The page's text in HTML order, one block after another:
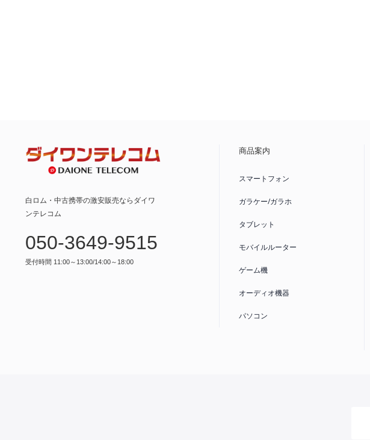
白ロム・中古携帯の激安販売ならダイワ
ンテレコム
050-3649-9515
受付時間 11:00～13:00/14:00～18:00
商品案内
スマートフォン
ガラケー/ガラホ
タブレット
モバイルルーター
ゲーム機
オーディオ機器
パソコン